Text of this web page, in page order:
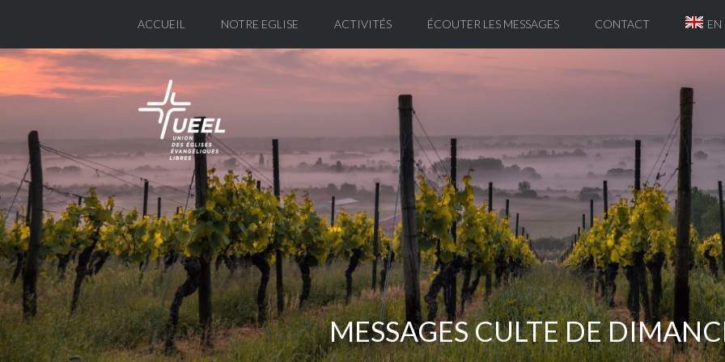
ACCUEIL NOTRE EGLISE ACTIVITÉS ÉCOUTER LES MESSAGES CONTACT EN
MESSAGES CULTE DE